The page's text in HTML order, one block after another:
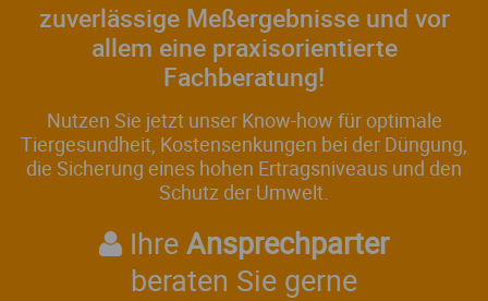
zuverlässige Meßergebnisse und vor
allem eine praxisorientierte
Fachberatung!
Nutzen Sie jetzt unser Know-how für optimale
Tiergesundheit, Kostensenkungen bei der Düngung,
die Sicherung eines hohen Ertragsniveaus und den
Schutz der Umwelt.
IhreAnsprechparter
beraten Sie gerne